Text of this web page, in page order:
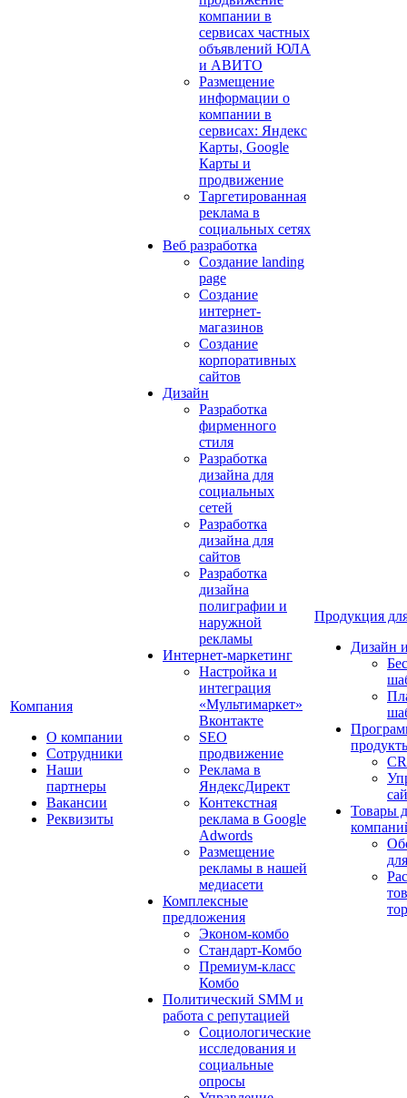
Компания
О компании
Сотрудники
Наши
партнеры
Вакансии
Реквизиты
компании в
сервисах частных
объявлений ЮЛА
и АВИТО
Размещение
информации о
компании в
сервисах: Яндекс
Карты, Google
Карты и
продвижение
Таргетированная
реклама в
социальных сетях
Веб разработка
Создание landing
page
Создание
интернет-
магазинов
Создание
корпоративных
сайтов
Дизайн
Разработка
фирменного
стиля
Разработка
дизайна для
социальных
сетей
Разработка
дизайна для
сайтов
Разработка
дизайна
полиграфии и
наружной
рекламы
Интернет-маркетинг
Настройка и
интеграция
«Мультимаркет»
Вконтакте
SEO
продвижение
Реклама в
ЯндексДирект
Контекстная
реклама в Google
Adwords
Размещение
рекламы в нашей
медиасети
Комплексные
предложения
Эконом-комбо
Стандарт-Комбо
Премиум-класс
Комбо
Политический SMM и
работа с репутацией
Социологические
исследования и
социальные
опросы
Продукция
Дизайн
Товары